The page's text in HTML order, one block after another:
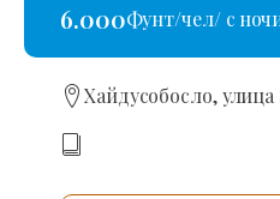
6.000Фунт/чел/ с
Хайдусобосло,